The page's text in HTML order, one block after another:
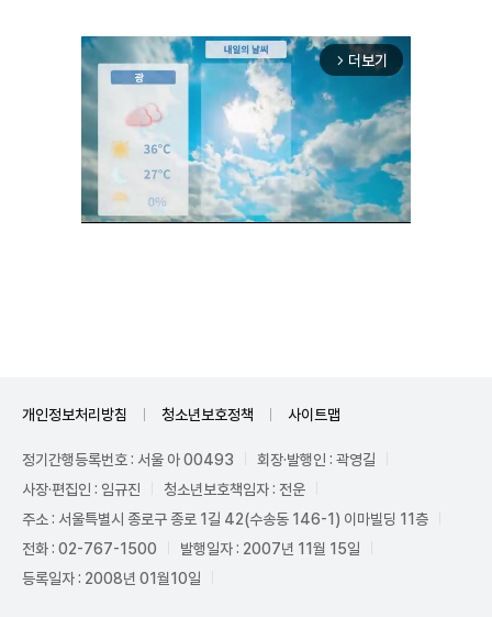
arrow_forward_ios 더보기
개인정보처리방침 청소년보호정책 사이트맵
정기간행등록번호 : 서울 아 00493
회장·발행인 : 곽영길
사장·편집인 : 임규진
청소년보호책임자 : 전운
주소 : 서울특별시 종로구 종로 1길 42(수송동 146-1) 이마빌딩 11층
전화 : 02-767-1500
발행일자 : 2007년 11월 15일
등록일자 : 2008년 01월10일